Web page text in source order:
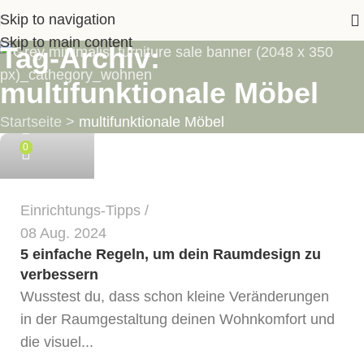
Skip to navigation
Skip to main content
Tag-Archiv:
multifunktionale Möbel
Startseite > multifunktionale Möbel
LIMETTE
0
Einrichtungs-Tipps
08 Aug. 2024
5 einfache Regeln, um dein Raumdesign zu
verbessern
Wusstest du, dass schon kleine Veränderungen
in der Raumgestaltung deinen Wohnkomfort und
die visuel...